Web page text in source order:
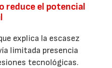
reduce el potencial
explica la escasez
limitada presencia
tecnológicas.